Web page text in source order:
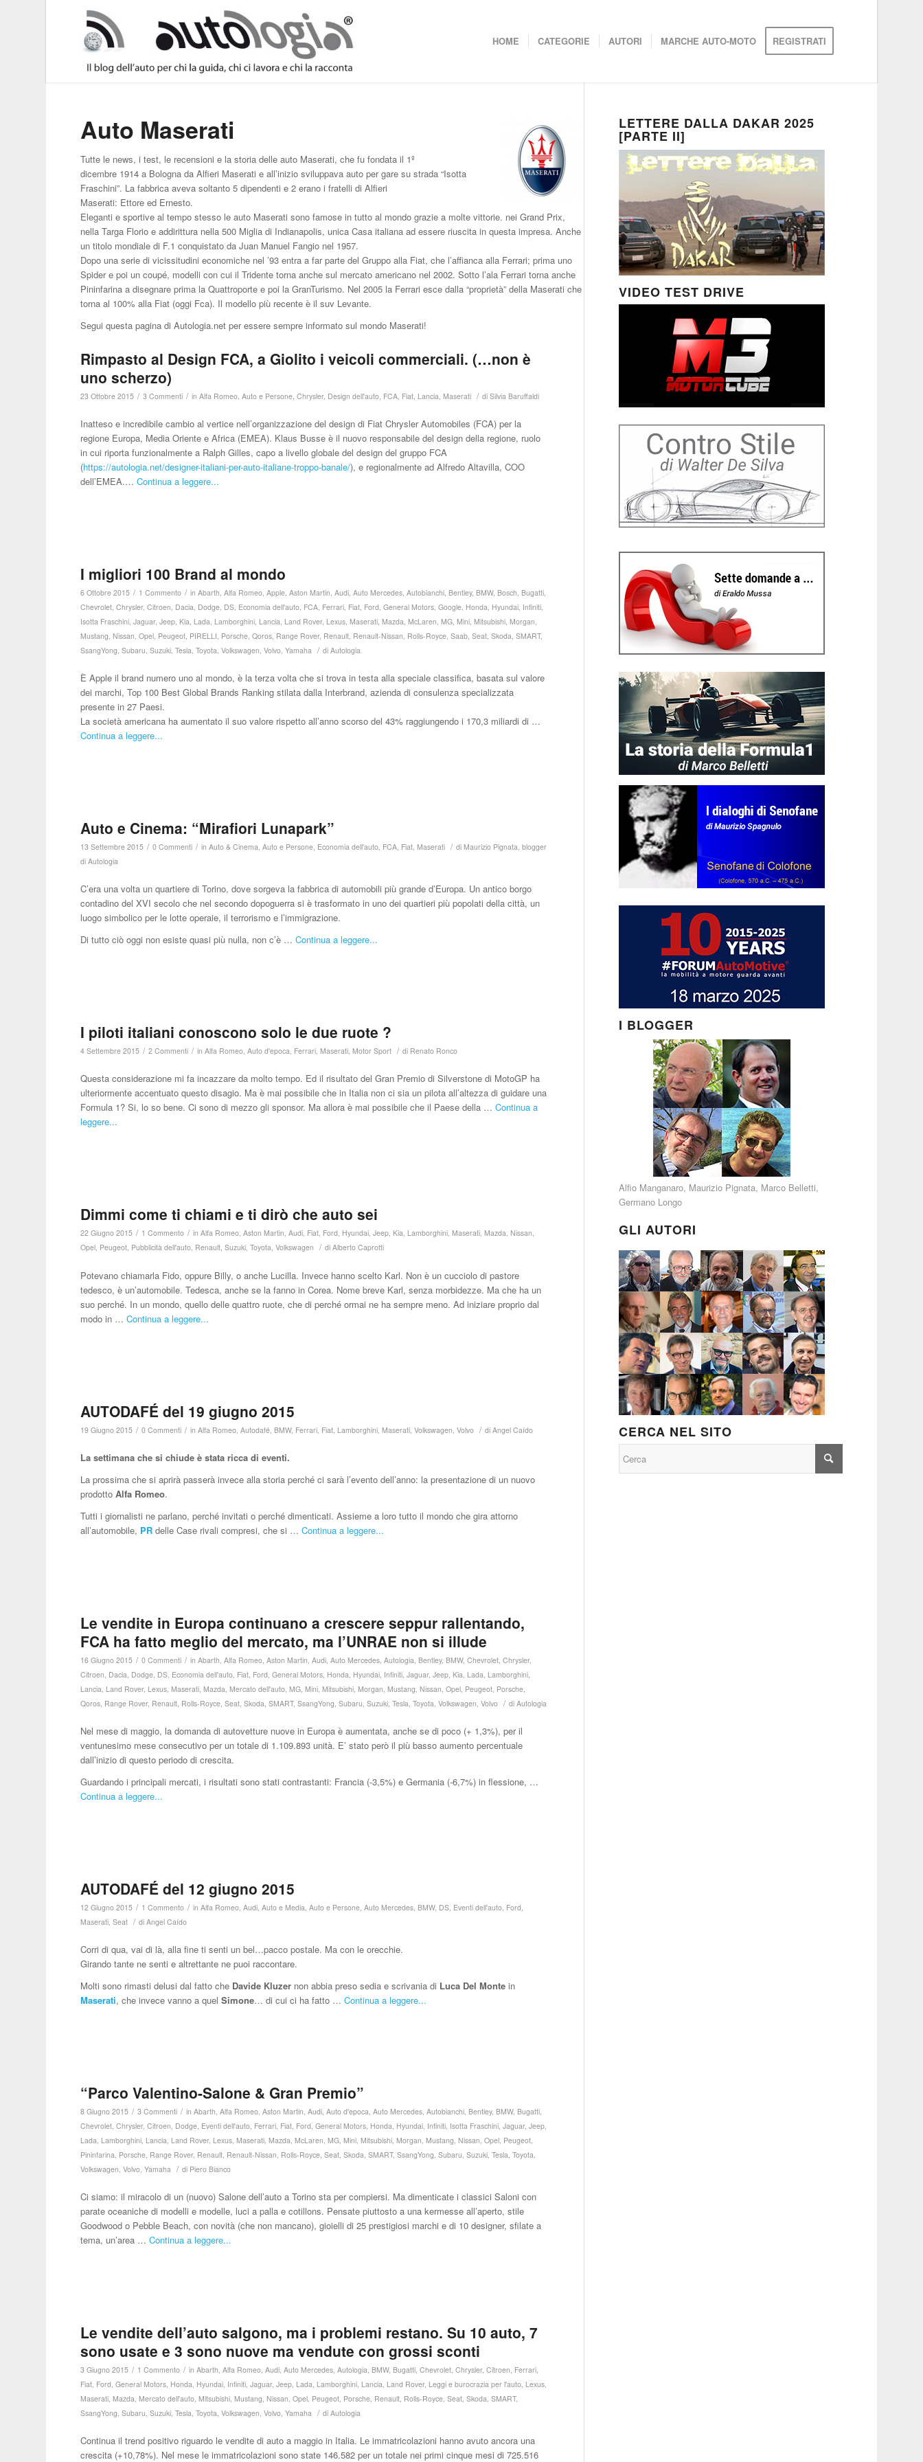
HOME CATEGORIE AUTORI MARCHE AUTO-MOTO REGISTRATI
Auto Maserati
Tutte le news, i test, le recensioni e la storia delle auto Maserati, che fu fondata il 1º
dicembre 1914 a Bologna da Alfieri Maserati e all’inizio sviluppava auto per gare su strada “Isotta
Fraschini”. La fabbrica aveva soltanto 5 dipendenti e 2 erano i fratelli di Alfieri
Maserati: Ettore ed Ernesto.
Eleganti e sportive al tempo stesso le auto Maserati sono famose in tutto al mondo grazie a molte vittorie. nei Grand Prix,
nella Targa Florio e addirittura nella 500 Miglia di Indianapolis, unica Casa italiana ad essere riuscita in questa impresa. Anche
un titolo mondiale di F.1 conquistato da Juan Manuel Fangio nel 1957.
Dopo una serie di vicissitudini economiche nel ’93 entra a far parte del Gruppo alla Fiat, che l’affianca alla Ferrari; prima uno
Spider e poi un coupé, modelli con cui il Tridente torna anche sul mercato americano nel 2002. Sotto l’ala Ferrari torna anche
Pininfarina a disegnare prima la Quattroporte e poi la GranTurismo. Nel 2005 la Ferrari esce dalla “proprietà” della Maserati che
torna al 100% alla Fiat (oggi Fca). Il modello più recente è il suv Levante.
Segui questa pagina di Autologia.net per essere sempre informato sul mondo Maserati!
Rimpasto al Design FCA, a Giolito i veicoli commerciali. (…non è
uno scherzo)
23 Ottobre 2015 / 3 Commenti / inAlfa Romeo,Auto e Persone,Chrysler, Design dell'auto, FCA, Fiat, Lancia,Maserati / diSilvia Baruffaldi
Inatteso e incredibile cambio al vertice nell’organizzazione del design di Fiat Chrysler Automobiles (FCA) per la
regione Europa, Media Oriente e Africa (EMEA). Klaus Busse è il nuovo responsabile del design della regione, ruolo
in cui riporta funzionalmente a Ralph Gilles, capo a livello globale del design del gruppo FCA
(https://autologia.net/designer-italiani-per-auto-italiane-troppo-banale/), e regionalmente ad Alfredo Altavilla, COO
dell’EMEA.…Continua a leggere...
I migliori 100 Brand al mondo
6 Ottobre 2015 / 1 Commento / inAbarth,Alfa Romeo,Apple,Aston Martin,Audi,Auto Mercedes,Autobianchi, Bentley, BMW, Bosch, Bugatti,
Chevrolet,Chrysler,Citroen, Dacia, Dodge, DS, Economia dell'auto, FCA, Ferrari, Fiat, Ford,General Motors,Google, Honda, Hyundai, Infiniti,
Isotta Fraschini,Jaguar,Jeep, Kia, Lada, Lamborghini, Lancia, Land Rover, Lexus,Maserati,Mazda,McLaren,MG,Mini,Mitsubishi,Morgan,
Mustang, Nissan,Opel, Peugeot, PIRELLI, Porsche,Qoros, Range Rover, Renault, Renault-Nissan, Rolls-Royce,Saab,Seat,Skoda,SMART,
SsangYong,Subaru,Suzuki,Tesla,Toyota,Volkswagen,Volvo,Yamaha / diAutologia
È Apple il brand numero uno al mondo, è la terza volta che si trova in testa alla speciale classifica, basata sul valore
dei marchi, Top 100 Best Global Brands Ranking stilata dalla Interbrand, azienda di consulenza specializzata
presente in 27 Paesi.
La società americana ha aumentato il suo valore rispetto all’anno scorso del 43% raggiungendo i 170,3 miliardi di …
Continua a leggere...
Auto e Cinema: “Mirafiori Lunapark”
13 Settembre 2015 / 0 Commenti / inAuto & Cinema,Auto e Persone, Economia dell'auto, FCA, Fiat,Maserati / diMaurizio Pignata, blogger
di Autologia
C’era una volta un quartiere di Torino, dove sorgeva la fabbrica di automobili più grande d’Europa. Un antico borgo
contadino del XVI secolo che nel secondo dopoguerra si è trasformato in uno dei quartieri più popolati della città, un
luogo simbolico per le lotte operaie, il terrorismo e l’immigrazione.
Di tutto ciò oggi non esiste quasi più nulla, non c’è …Continua a leggere...
I piloti italiani conoscono solo le due ruote ?
4 Settembre 2015 / 2 Commenti / inAlfa Romeo,Auto d'epoca, Ferrari,Maserati,Motor Sport / di Renato Ronco
Questa considerazione mi fa incazzare da molto tempo. Ed il risultato del Gran Premio di Silverstone di MotoGP ha
ulteriormente accentuato questo disagio. Ma è mai possibile che in Italia non ci sia un pilota all’altezza di guidare una
Formula 1? Si, lo so bene. Ci sono di mezzo gli sponsor. Ma allora è mai possibile che il Paese della …Continua a
leggere...
Dimmi come ti chiami e ti dirò che auto sei
22 Giugno 2015 / 1 Commento / inAlfa Romeo,Aston Martin,Audi, Fiat, Ford, Hyundai,Jeep, Kia, Lamborghini,Maserati,Mazda, Nissan,
Opel, Peugeot, Pubblicità dell'auto, Renault,Suzuki,Toyota,Volkswagen / diAlberto Caprotti
Potevano chiamarla Fido, oppure Billy, o anche Lucilla. Invece hanno scelto Karl. Non è un cucciolo di pastore
tedesco, è un’automobile. Tedesca, anche se la fanno in Corea. Nome breve Karl, senza morbidezze. Ma che ha un
suo perché. In un mondo, quello delle quattro ruote, che di perché ormai ne ha sempre meno. Ad iniziare proprio dal
modo in …Continua a leggere...
AUTODAFÉ del 19 giugno 2015
19 Giugno 2015 / 0 Commenti / inAlfa Romeo ,Autodafé BMW, Ferrari Fiat Lamborghini ,Maserati ,Volkswagen ,Volvo / diAngel Caído
La settimana che si chiude è stata ricca di eventi.
La prossima che si aprirà passerà invece alla storia perché ci sarà l’evento dell’anno: la presentazione di un nuovo
prodottoAlfa Romeo.
Tutti i giornalisti ne parlano, perché invitati o perché dimenticati. Assieme a loro tutto il mondo che gira attorno
all’automobile, PR delle Case rivali compresi, che si …Continua a leggere...
Le vendite in Europa continuano a crescere seppur rallentando,
FCA ha fatto meglio del mercato, ma l’UNRAE non si illude
16 Giugno 2015 / 0 Commenti / inAbarth ,Alfa Romeo ,Aston Martin ,Audi ,Auto Mercedes ,Autologia Bentley, BMW,Chevrolet ,Chrysler,
Citroen Dacia Dodge DS Economia dell'auto Fiat Ford ,General Motors Honda Hyundai Infiniti ,Jaguar,Jeep Kia Lada Lamborghini
Lancia Land Rover, Lexus ,Maserati ,Mazda ,Mercato dell'auto ,MG ,Mini ,Mitsubishi ,Morgan ,Mustang Nissan ,Opel Peugeot Porsche
Qoros Range Rover, Renault Rolls-Royce ,Seat ,Skoda ,SMART,SsangYong ,Subaru ,Suzuki ,Tesla ,Toyota ,Volkswagen ,Volvo / diAutologia
Nel mese di maggio, la domanda di autovetture nuove in Europa è aumentata, anche se di poco (+ 1,3%), per il
ventunesimo mese consecutivo per un totale di 1.109.893 unità. E’ stato però il più basso aumento percentuale
dall’inizio di questo periodo di crescita.
Guardando i principali mercati, i risultati sono stati contrastanti: Francia (-3,5%) e Germania (-6,7%) in flessione, …
Continua a leggere...
AUTODAFÉ del 12 giugno 2015
12 Giugno 2015 / 1 Commento / inAlfa Romeo ,Audi ,Auto e Media ,Auto e Persone ,Auto Mercedes BMW, DS Eventi dell'auto Ford
Maserati ,Seat / diAngel Caído
Corri di qua, vai di là, alla fine ti senti un bel…pacco postale. Ma con le orecchie.
Girando tante ne senti e altrettante ne puoi raccontare.
Molti sono rimasti delusi dal fatto che Davide Kluzer non abbia preso sedia e scrivania di Luca Del Monte in
Maserati, che invece vanno a quelSimone… di cui ci ha fatto …Continua a leggere...
“Parco Valentino-Salone & Gran Premio”
8 Giugno 2015 / 3 Commenti / inAbarth,Alfa Romeo,Aston Martin,Audi,Auto d'epoca,Auto Mercedes,Autobianchi, Bentley, BMW, Bugatti,
Chevrolet,Chrysler,Citroen, Dodge, Eventi dell'auto, Ferrari, Fiat, Ford,General Motors, Honda, Hyundai, Infiniti, Isotta Fraschini,Jaguar,Jeep,
Lada, Lamborghini, Lancia, Land Rover, Lexus,Maserati,Mazda,McLaren,MG,Mini,Mitsubishi,Morgan,Mustang, Nissan,Opel, Peugeot,
Pininfarina, Porsche, Range Rover, Renault, Renault-Nissan, Rolls-Royce,Seat,Skoda,SMART,SsangYong,Subaru,Suzuki,Tesla,Toyota,
Volkswagen,Volvo,Yamaha / di Piero Bianco
Ci siamo: il miracolo di un (nuovo) Salone dell’auto a Torino sta per compiersi. Ma dimenticate i classici Saloni con
parate oceaniche di modelli e modelle, luci a palla e cotillons. Pensate piuttosto a una kermesse all’aperto, stile
Goodwood o Pebble Beach, con novità (che non mancano), gioielli di 25 prestigiosi marchi e di 10 designer, sfilate a
tema, un’area …Continua a leggere...
Le vendite dell’auto salgono, ma i problemi restano. Su 10 auto, 7
sono usate e 3 sono nuove ma vendute con grossi sconti
3 Giugno 2015 / 1 Commento / inAbarth,Alfa Romeo,Audi,Auto Mercedes,Autologia, BMW, Bugatti,Chevrolet,Chrysler,Citroen, Ferrari,
Fiat, Ford,General Motors, Honda, Hyundai, Infiniti,Jaguar,Jeep, Lada, Lamborghini, Lancia, Land Rover, Leggi e burocrazia per l'auto, Lexus,
Maserati,Mazda,Mercato dell'auto,Mitsubishi,Mustang, Nissan,Opel, Peugeot, Porsche, Renault, Rolls-Royce,Seat,Skoda,SMART,
SsangYong,Subaru,Suzuki,Tesla,Toyota,Volkswagen,Volvo,Yamaha / diAutologia
Continua il trend positivo riguardo le vendite di auto a maggio in Italia. Le immatricolazioni hanno avuto ancora una
crescita (+10,78%). Nel mese le immatricolazioni sono state 146.582 per un totale nei primi cinque mesi di 725.516
LETTERE DALLA DAKAR 2025
[PARTE II]
VIDEO TEST DRIVE
I BLOGGER
Alfio Manganaro, Maurizio Pignata, Marco Belletti,
Germano Longo
GLI AUTORI
CERCA NEL SITO